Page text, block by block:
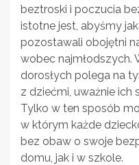
beztroski i poczucia
istotne jest, abyśmy
pozostawali obojętni
wobec najmłodszych.
dorosłych polega na
z dziećmi, uważnie ich
Tylko w ten sposób
w którym każde
bez obaw o swoje
domu, jak i w szkole.